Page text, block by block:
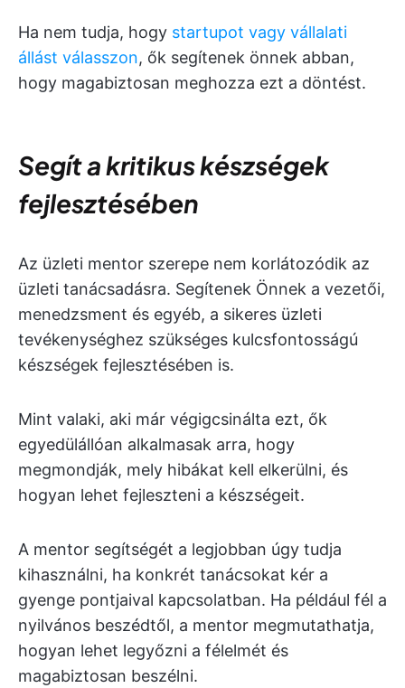
Ha nem tudja, hogy startupot vagy vállalati
állást válasszon, ők segítenek önnek abban,
hogy magabiztosan meghozza ezt a döntést.
Segít a kritikus készségek
fejlesztésében
Az üzleti mentor szerepe nem korlátozódik az
üzleti tanácsadásra. Segítenek Önnek a vezetői,
menedzsment és egyéb, a sikeres üzleti
tevékenységhez szükséges kulcsfontosságú
készségek fejlesztésében is.
Mint valaki, aki már végigcsinálta ezt, ők
egyedülállóan alkalmasak arra, hogy
megmondják, mely hibákat kell elkerülni, és
hogyan lehet fejleszteni a készségeit.
A mentor segítségét a legjobban úgy tudja
kihasználni, ha konkrét tanácsokat kér a
gyenge pontjaival kapcsolatban. Ha például fél a
nyilvános beszédtől, a mentor megmutathatja,
hogyan lehet legyőzni a félelmét és
magabiztosan beszélni.